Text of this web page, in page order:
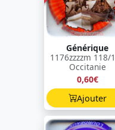
Générique
1176zzzzm 118/
Occitanie
0,60€
Ajouter